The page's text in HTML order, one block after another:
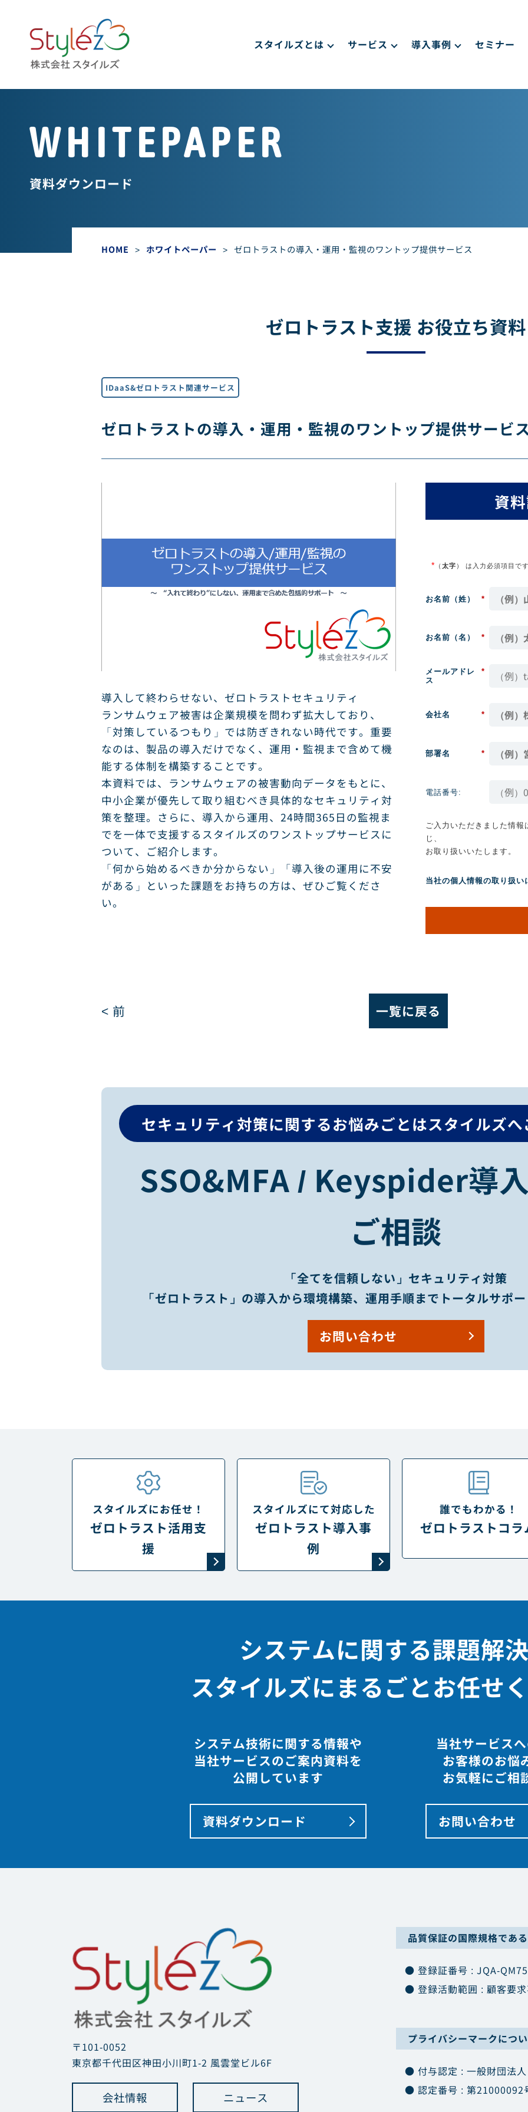
スタイルズとは サービス 導入事例 セミナー
HOME > ホワイトペーパー > ゼロトラストの導入・運用・監視のワントップ提供サービス
WHITEPAPER
資料ダウンロード
ゼロトラスト支援 お役立ち資料
IDaaS&ゼロトラスト関連サービス
ゼロトラストの導入・運用・監視のワントップ提供サービ
資
* （ 太字 ） は入力必須項目で
*
お名前（姓）
*
お名前（名）
*
メールアドレ
ス
*
会社名
*
部署名
電話番号:
ご入力いただきました情報
じ、
お取り扱いいたします。
当社の個人情報の取り扱い
導入して終わらせない、ゼロトラストセキュリティ
ランサムウェア被害は企業規模を問わず拡大しており、
「対策しているつもり」では防ぎきれない時代です。重要
なのは、製品の導入だけでなく、運用・監視まで含めて機
能する体制を構築することです。
本資料では、ランサムウェアの被害動向データをもとに、
中小企業が優先して取り組むべき具体的なセキュリティ対
策を整理。さらに、導入から運用、24時間365日の監視ま
でを一体で支援するスタイルズのワンストップサービスに
ついて、ご紹介します。
「何から始めるべきか分からない」「導入後の運用に不安
がある」といった課題をお持ちの方は、ぜひご覧くださ
い。
< 前 一覧に戻る
セキュリティ対策に関するお悩みごとはスタイルズ
SSO&MFA / Keyspider導
ご相談
「全てを信頼しない」セキュリティ対策
「ゼロトラスト」の導入から環境構築、運用手順までトータルサポ
お問い合わせ
スタイルズにお任せ！
ゼロトラスト活用支
援
スタイルズにて対応した
ゼロトラスト導入事
例
誰でもわかる！
ゼロトラストコラ
システムに関する課題解
スタイルズにまるごとお任せ
システム技術に関する情報や
当社サービスのご案内資料を
公開しています
資料ダウンロード
当社サービス
お客様のお悩
お気軽にご相
お問い合わせ
〒101-0052
東京都千代田区神田小川町1-2 風雲堂ビル6F
会社情報 ニュース
品質保証の国際規格であ
● 登録証番号 : JQA-
● 登録活動範囲 : 顧客要
プライバシーマークにつ
● 付与認定 : 一般財団法
● 認定番号 : 第21000092